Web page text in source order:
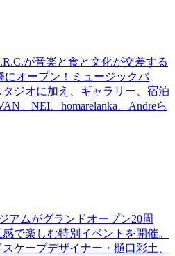
が⾳楽と⾷と⽂化が交差する
にオープン！ミュージックバ
ジオに加え、ギャラリー、宿泊
、NEI、homarelanka、Andreら
アムがグランドオープン20周
で楽しむ特別イベントを開催。
ケープデザイナー・樋口彩土、